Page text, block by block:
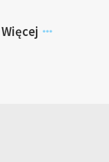
Więcej